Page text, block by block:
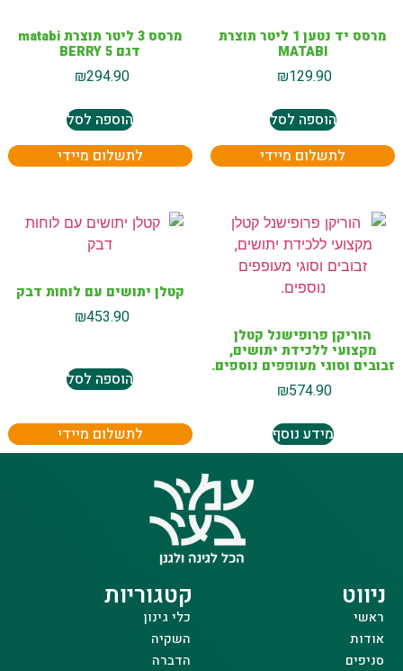
מרסס יד נטען 1 ליטר תוצרת
MATABI
₪129.90
הוספה לסל
לתשלום מיידי
מרסס 3 ליטר תוצרת matabi
דגם BERRY 5
₪294.90
הוספה לסל
לתשלום מיידי
הוריקן פרופישנל קטלן
מקצועי ללכידת יתושים,
זבובים וסוגי מעופפים נוספים.
₪574.90
מידע נוסף
קטלן יתושים עם לוחות דבק
₪453.90
הוספה לסל
לתשלום מיידי
ניווט
ראשי
אודות
סניפים
קטגוריות
כלי גינון
השקיה
הדברה